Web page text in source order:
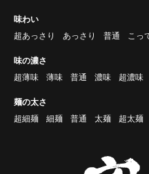
味わい
超あっさり
あっさり 普通 こっ
味の濃さ
超薄味
薄味 普通 濃味 超濃味
麺の太さ
超細麺
細麺 普通 太麺 超太麺